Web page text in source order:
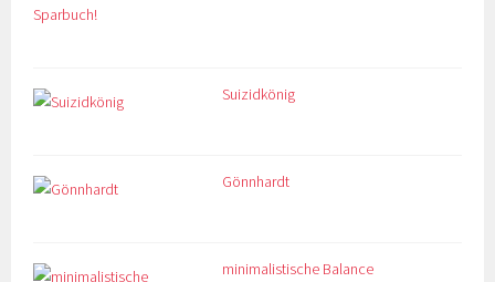
Suizidkönig
Gönnhardt
minimalistische Balance